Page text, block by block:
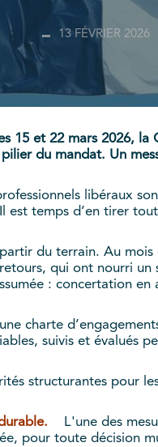
13 FÉVRIER 2026
15 et 22 mars 2026,
du mandat. Un
libéraux
temps d’en tirer
du terrain. Au
qui ont nourri
: concertation
charte
suivis et évalués
structurantes pour
L'une des
pour toute décision